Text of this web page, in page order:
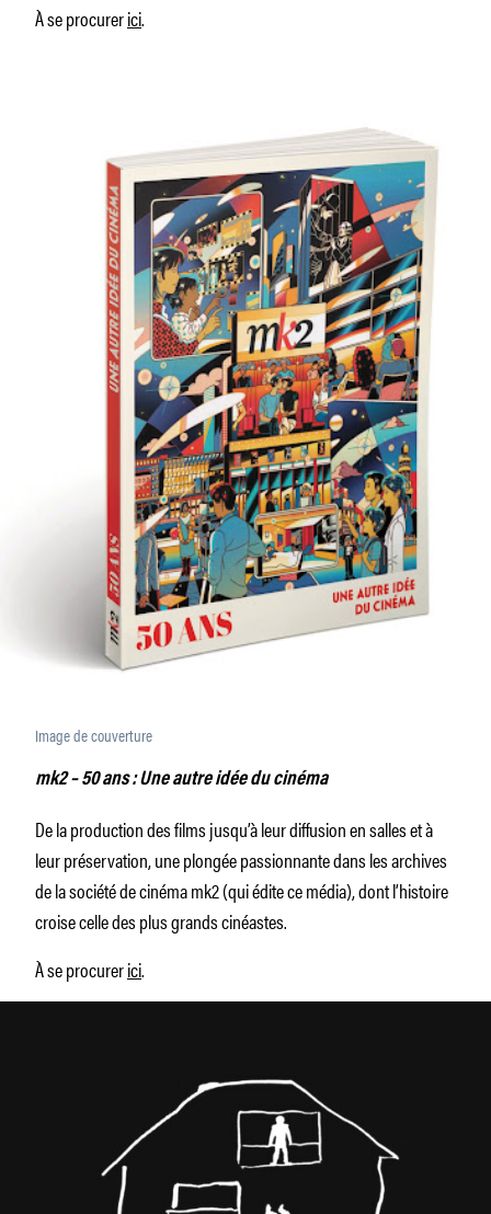
À se procurerici.
Image de couverture
mk2 – 50 ans : Une autre idée du cinéma
De la production des films jusqu’à leur diffusion en salles et à
leur préservation, une plongée passionnante dans les archives
de la société de cinéma mk2 (qui édite ce média), dont l’histoire
croise celle des plus grands cinéastes.
À se procurerici.